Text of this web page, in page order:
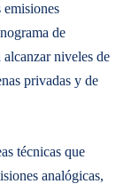
emisiones
de
niveles de
privadas y de
técnicas que
analógicas,